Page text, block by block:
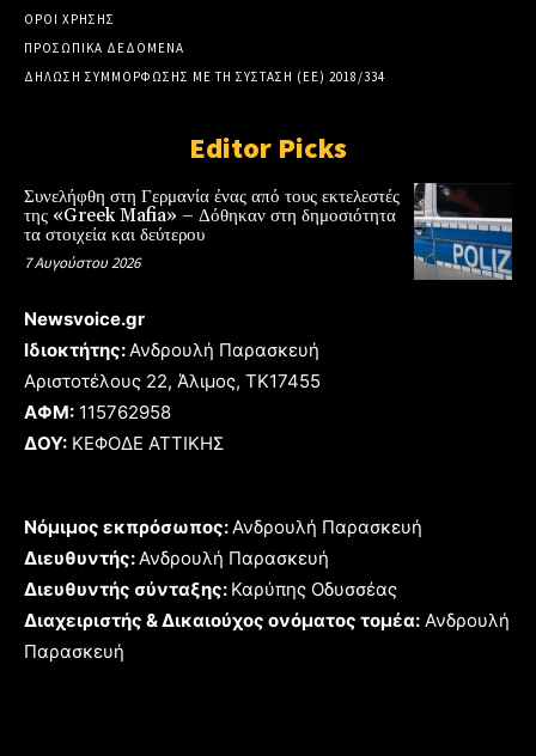
ΟΡΟΙ ΧΡΗΣΗΣ
ΠΡΟΣΩΠΙΚΑ ΔΕΔΟΜΕΝΑ
ΔΗΛΩΣΗ ΣΥΜΜΟΡΦΩΣΗΣ ΜΕ ΤΗ ΣΥΣΤΑΣΗ (ΕΕ) 2018/334
Editor Picks
Συνελήφθη στη Γερμανία ένας από τους εκτελεστές
της «Greek Mafia» – Δόθηκαν στη δημοσιότητα
τα στοιχεία και δεύτερου
7 Αυγούστου 2026
Newsvoice.gr
Ιδιοκτήτης:Ανδρουλή Παρασκευή
Αριστοτέλους 22, Άλιμος, TK17455
ΑΦΜ: 115762958
ΔΟΥ: ΚΕΦΟΔΕ ΑΤΤΙΚΗΣ
Νόμιμος εκπρόσωπος:Ανδρουλή Παρασκευή
Διευθυντής:Ανδρουλή Παρασκευή
Διευθυντής σύνταξης: Καρύπης Οδυσσέας
Διαχειριστής & Δικαιούχος ονόματος τομέα: Ανδρουλή
Παρασκευή